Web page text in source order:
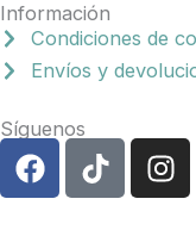
Información
Condiciones de
Envíos y
Síguenos
F
a
T
i
I
n